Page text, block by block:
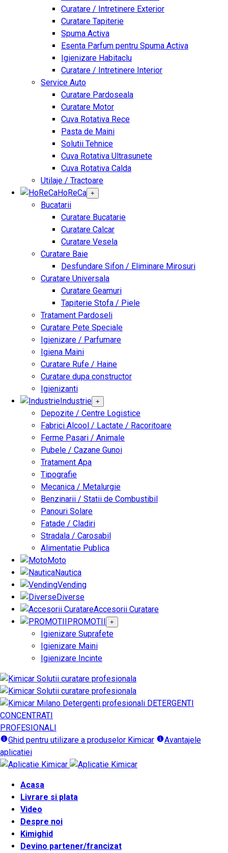
Curatare / Intretinere Exterior
Curatare Tapiterie
Spuma Activa
Esenta Parfum pentru Spuma Activa
Igienizare Habitaclu
Curatare / Intretinere Interior
Service Auto
Curatare Pardoseala
Curatare Motor
Cuva Rotativa Rece
Pasta de Maini
Solutii Tehnice
Cuva Rotativa Ultrasunete
Cuva Rotativa Calda
Utilaje / Tractoare
HoReCa +
Bucatarii
Curatare Bucatarie
Curatare Calcar
Curatare Vesela
Curatare Baie
Desfundare Sifon / Eliminare Mirosuri
Curatare Universala
Curatare Geamuri
Tapiterie Stofa / Piele
Tratament Pardoseli
Curatare Pete Speciale
Igienizare / Parfumare
Igiena Maini
Curatare Rufe / Haine
Curatare dupa constructor
Igienizanti
Industrie +
Depozite / Centre Logistice
Fabrici Alcool / Lactate / Racoritoare
Ferme Pasari / Animale
Pubele / Cazane Gunoi
Tratament Apa
Tipografie
Mecanica / Metalurgie
Benzinarii / Statii de Combustibil
Panouri Solare
Fatade / Cladiri
Stradala / Carosabil
Alimentatie Publica
Moto
Nautica
Vending
Diverse
Accesorii Curatare
PROMOTII +
Igienizare Suprafete
Igienizare Maini
Igienizare Incinte
DETERGENTI
CONCENTRATI
PROFESIONALI
Ghid pentru utilizare a produselor Kimicar
Avantajele
aplicatiei
Acasa
Livrare si plata
Video
Despre noi
Kimighid
Devino partener/francizat